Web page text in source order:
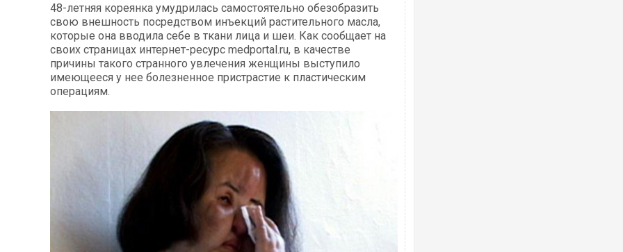
48-летняя кореянка умудрилась самостоятельно обезобразить
свою внешность посредством инъекций растительного масла,
которые она вводила себе в ткани лица и шеи. Как сообщает на
своих страницах интернет-ресурс medportal.ru, в качестве
причины такого странного увлечения женщины выступило
имеющееся у нее болезненное пристрастие к пластическим
операциям.